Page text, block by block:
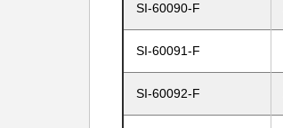
SI-60090-F
SI-60091-F
SI-60092-F